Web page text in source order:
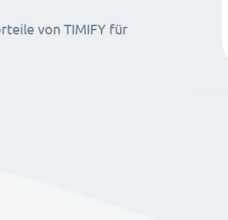
von TIMIFY für